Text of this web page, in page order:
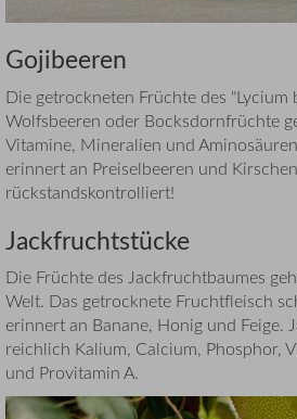
Gojibeeren
Die getrockneten Früchte des "Lycium
Wolfsbeeren oder Bocksdornfrüchte
Vitamine, Mineralien und
erinnert an Preiselbeeren und
rückstandskontrolliert!
Jackfruchtstücke
Die Früchte des Jackfruchtbaumes
Welt. Das getrocknete Fruchtfleisch
erinnert an Banane, Honig und Feige.
reichlich Kalium, Calcium, Phosphor,
und Provitamin A.